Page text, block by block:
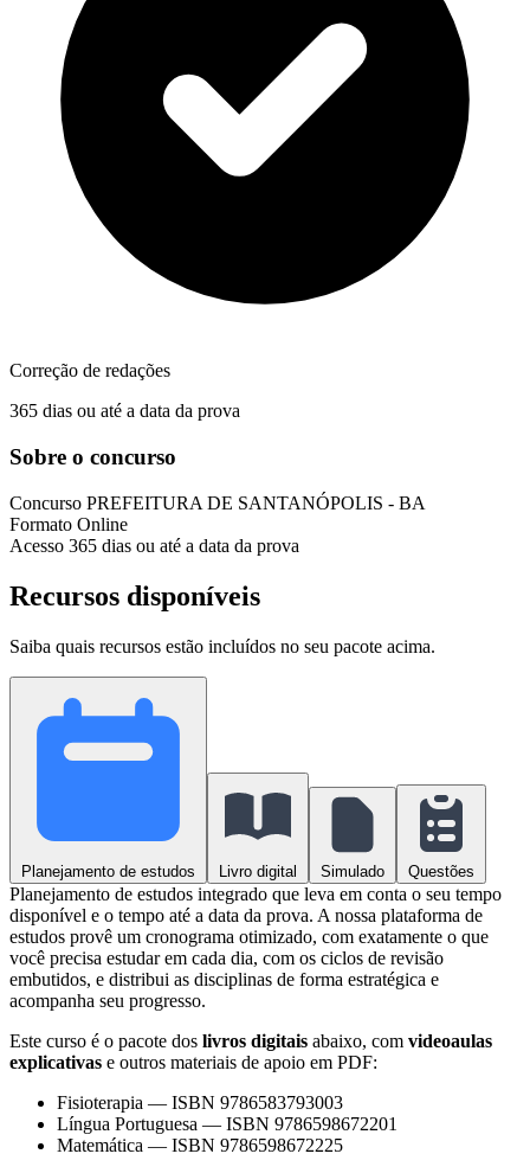
Correção de redações
365 dias ou até a data da prova
Sobre o concurso
Concurso PREFEITURA DE SANTANÓPOLIS - BA
Formato Online
Acesso 365 dias ou até a data da prova
Recursos disponíveis
Saiba quais recursos estão incluídos no seu pacote acima.
Planejamento de estudos Livro digital Simulado Questões
Planejamento de estudos integrado que leva em conta o seu tempo
disponível e o tempo até a data da prova. A nossa plataforma de
estudos provê um cronograma otimizado, com exatamente o que
você precisa estudar em cada dia, com os ciclos de revisão
embutidos, e distribui as disciplinas de forma estratégica e
acompanha seu progresso.
Este curso é o pacote dos livros digitais abaixo, com videoaulas
explicativas e outros materiais de apoio em PDF:
Fisioterapia — ISBN 9786583793003
Língua Portuguesa — ISBN 9786598672201
Matemática — ISBN 9786598672225